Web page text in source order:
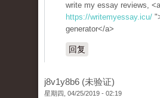
write my essay reviews,
https://writemyessay.icu/
generator</a>
回复
j8v1y8b6 (未验证)
星期四, 04/25/2019 - 02:19